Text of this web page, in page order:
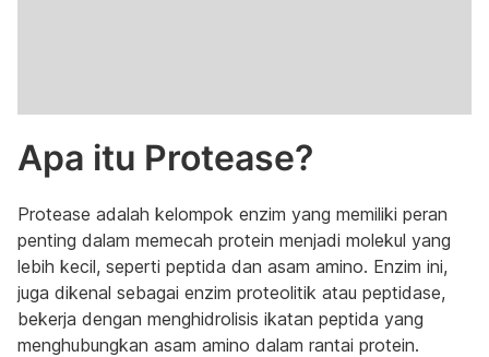
Apa itu Protease?
Protease adalah kelompok enzim yang memiliki peran
penting dalam memecah protein menjadi molekul yang
lebih kecil, seperti peptida dan asam amino. Enzim ini,
juga dikenal sebagai enzim proteolitik atau peptidase,
bekerja dengan menghidrolisis ikatan peptida yang
menghubungkan asam amino dalam rantai protein.